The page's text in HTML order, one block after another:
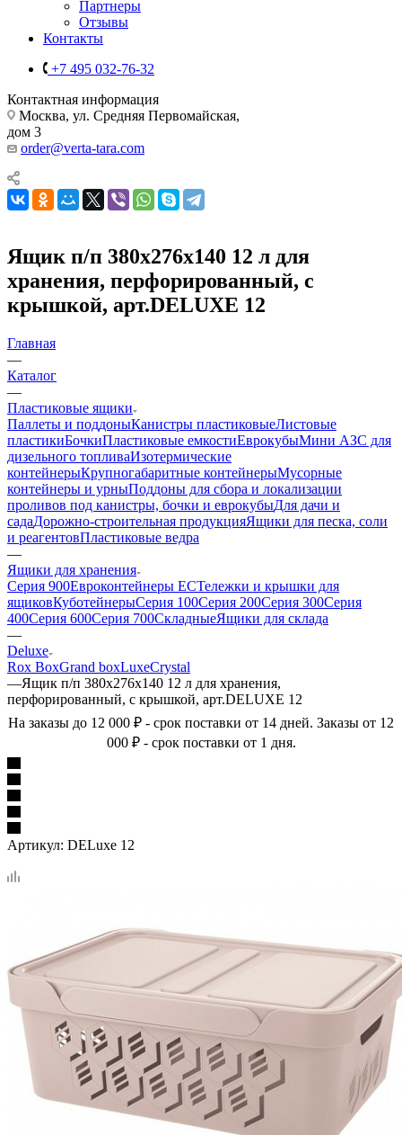
Партнеры
Отзывы
Контакты
+7 495 032-76-32
Контактная информация
Москва, ул. Средняя Первомайская,
дом 3
order@verta-tara.com
Ящик п/п 380х276х140 12 л для
хранения, перфорированный, с
крышкой, арт.DELUXE 12
Главная
—
Каталог
—
Пластиковые ящики
Паллеты и поддоныКанистры пластиковыеЛистовые
пластикиБочкиПластиковые емкостиЕврокубыМини АЗС для
дизельного топливаИзотермические
контейнерыКрупногабаритные контейнерыМусорные
контейнеры и урныПоддоны для сбора и локализации
проливов под канистры, бочки и еврокубыДля дачи и
садаДорожно-строительная продукцияЯщики для песка, соли
и реагентовПластиковые ведра
—
Ящики для хранения
Серия 900Евроконтейнеры ЕСТележки и крышки для
ящиковКуботейнерыСерия 100Серия 200Серия 300Серия
400Серия 600Серия 700СкладныеЯщики для склада
—
Deluxe
Rox BoxGrand boxLuxeСrystal
—Ящик п/п 380х276х140 12 л для хранения,
перфорированный, с крышкой, арт.DELUXE 12
На заказы до 12 000 ₽ - срок поставки от 14 дней. Заказы от 12
000 ₽ - срок поставки от 1 дня.
Артикул: DELuxe 12